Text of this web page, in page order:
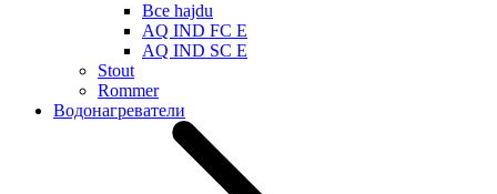
Все hajdu
AQ IND FC E
AQ IND SC E
Stout
Rommer
Водонагреватели